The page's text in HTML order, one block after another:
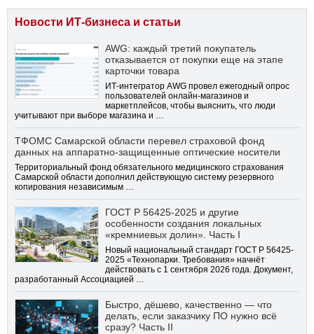
Новости ИТ-бизнеса и статьи
AWG: каждый третий покупатель
отказывается от покупки еще на этапе
карточки товара
ИТ-интегратор AWG провел ежегодный опрос
пользователей онлайн-магазинов и
маркетплейсов, чтобы выяснить, что люди
учитывают при выборе магазина и …
ТФОМС Самарской области перевел страховой фонд
данных на аппаратно-защищенные оптические носители
Территориальный фонд обязательного медицинского страхования
Самарской области дополнил действующую систему резервного
копирования независимым …
ГОСТ Р 56425-2025 и другие
особенности создания локальных
«кремниевых долин». Часть I
Новый национальный стандарт ГОСТ Р 56425-
2025 «Технопарки. Требования» начнёт
действовать с 1 сентября 2026 года. Документ,
разработанный Ассоциацией …
Быстро, дёшево, качественно — что
делать, если заказчику ПО нужно всё
сразу? Часть II